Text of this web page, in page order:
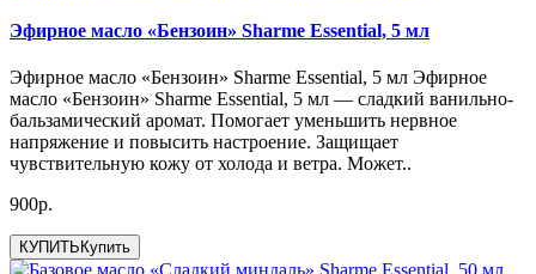
Эфирное масло «Бензоин» Sharme Essential, 5 мл
Эфирное масло «Бензоин» Sharme Essential, 5 мл Эфирное
масло «Бензоин» Sharme Essential, 5 мл — сладкий ванильно-
бальзамический аромат. Помогает уменьшить нервное
напряжение и повысить настроение. Защищает
чувствительную кожу от холода и ветра. Может..
900р.
КУПИТЬ Купить